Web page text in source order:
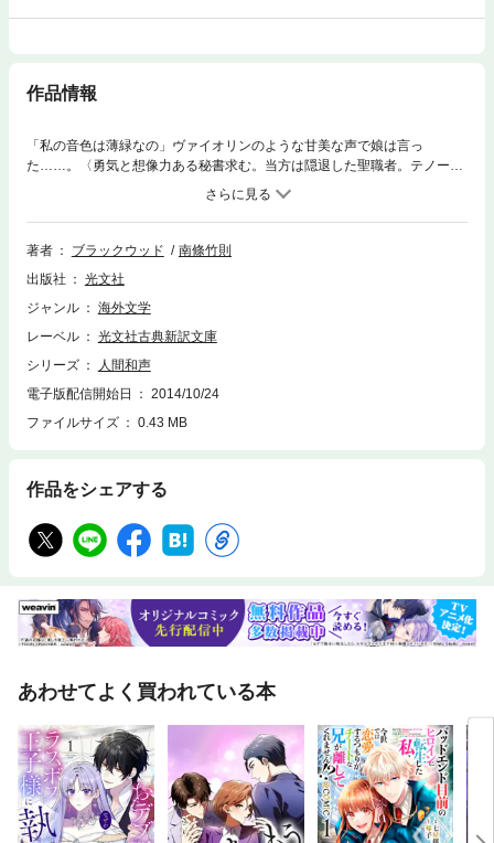
作品情報
「私の音色は薄緑なの」ヴァイオリンのような甘美な声で娘は言っ
た……。〈勇気と想像力ある秘書求む。当方は隠退した聖職者。テノール
の声とヘブライ語の多少の知識が必須〉。謎の求人に応募した主人公が訪
ねたのは、人里離れた屋敷だった。そしてそこには美しい娘がいて……。
著者 ブラックウッド
南條竹則
出版社
光文社
ジャンル
海外文学
レーベル
光文社古典新訳文庫
シリーズ
人間和声
電子版配信開始日
2014/10/24
ファイルサイズ
0.43 MB
作品をシェアする
あわせてよく買われている本